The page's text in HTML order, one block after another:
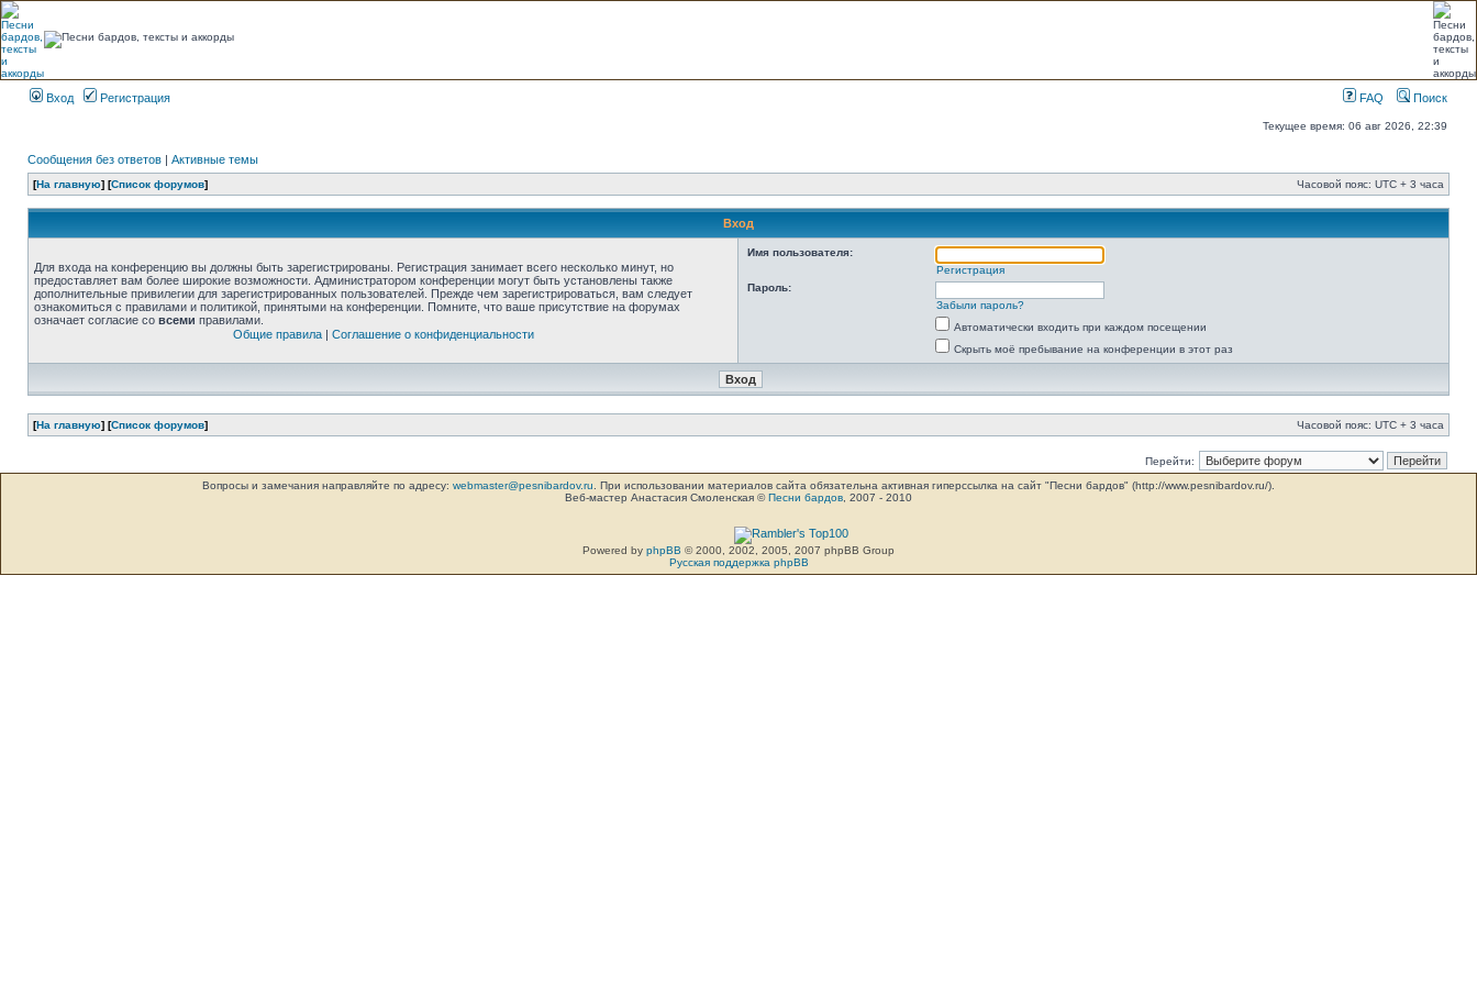
Вход Регистрация FAQ Поиск
Текущее время: 06 авг 2026, 22:39
Сообщения без ответов | Активные темы
[На главную] [Список форумов] Часовой пояс: UTC + 3 часа
Вход
Для входа на конференцию вы должны быть зарегистрированы. Регистрация занимает всего несколько минут, но
предоставляет вам более широкие возможности. Администратором конференции могут быть установлены также
дополнительные привилегии для зарегистрированных пользователей. Прежде чем зарегистрироваться, вам следует
ознакомиться с правилами и политикой, принятыми на конференции. Помните, что ваше присутствие на форумах
означает согласие со всеми правилами.
Общие правила| Соглашение о конфиденциальности
Имя пользователя:
Регистрация
Пароль:
Забыли пароль?
Автоматически входить при каждом посещении
Скрыть моё пребывание на конференции в этот раз
[На главную] [Список форумов] Часовой пояс: UTC + 3 часа
Перейти:
Вопросы и замечания направляйте по адресу: webmaster@pesnibardov.ru . При использовании материалов сайта обязательна активная гиперссылка на сайт "Песни бардов" (http://www.pesnibardov.ru/).
Веб-мастер Анастасия Смоленская ©Песни бардов , 2007 - 2010
Powered by phpBB © 2000, 2002, 2005, 2007 phpBB Group
Русская поддержка phpBB